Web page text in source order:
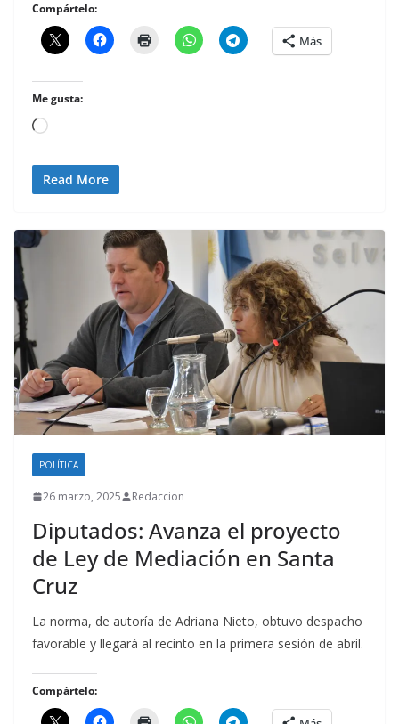
Compártelo:
Más
Me gusta:
Cargando...
Read More
POLÍTICA
26 marzo, 2025 Redaccion
Diputados: Avanza el proyecto
de Ley de Mediación en Santa
Cruz
La norma, de autoría de Adriana Nieto, obtuvo despacho
favorable y llegará al recinto en la primera sesión de abril.
Compártelo: